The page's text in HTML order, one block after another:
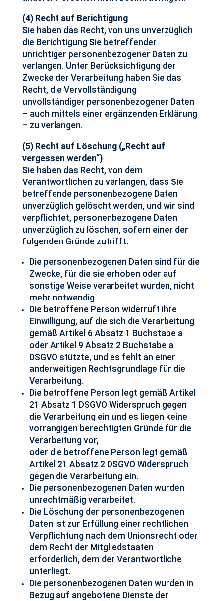
(4) Recht auf Berichtigung
Sie haben das Recht, von uns unverzüglich
die Berichtigung Sie betreffender
unrichtiger personenbezogener Daten zu
verlangen. Unter Berücksichtigung der
Zwecke der Verarbeitung haben Sie das
Recht, die Vervollständigung
unvollständiger personenbezogener Daten
– auch mittels einer ergänzenden Erklärung
– zu verlangen.
(5) Recht auf Löschung („Recht auf
vergessen werden“)
Sie haben das Recht, von dem
Verantwortlichen zu verlangen, dass Sie
betreffende personenbezogene Daten
unverzüglich gelöscht werden, und wir sind
verpflichtet, personenbezogene Daten
unverzüglich zu löschen, sofern einer der
folgenden Gründe zutrifft:
Die personenbezogenen Daten sind für die
Zwecke, für die sie erhoben oder auf
sonstige Weise verarbeitet wurden, nicht
mehr notwendig.
Die betroffene Person widerruft ihre
Einwilligung, auf die sich die Verarbeitung
gemäß Artikel 6 Absatz 1 Buchstabe a
oder Artikel 9 Absatz 2 Buchstabe a
DSGVO stützte, und es fehlt an einer
anderweitigen Rechtsgrundlage für die
Verarbeitung.
Die betroffene Person legt gemäß Artikel
21 Absatz 1 DSGVO Widerspruch gegen
die Verarbeitung ein und es liegen keine
vorrangigen berechtigten Gründe für die
Verarbeitung vor,
oder die betroffene Person legt gemäß
Artikel 21 Absatz 2 DSGVO Widerspruch
gegen die Verarbeitung ein.
Die personenbezogenen Daten wurden
unrechtmäßig verarbeitet.
Die Löschung der personenbezogenen
Daten ist zur Erfüllung einer rechtlichen
Verpflichtung nach dem Unionsrecht oder
dem Recht der Mitgliedstaaten
erforderlich, dem der Verantwortliche
unterliegt.
Die personenbezogenen Daten wurden in
Bezug auf angebotene Dienste der